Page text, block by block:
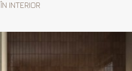
ÎN INTERIOR